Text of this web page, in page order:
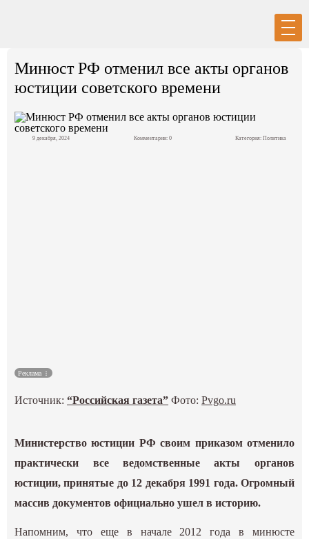
Вход
Спецпроекты
ГИД
Минюст РФ отменил все акты органов
юстиции советского времени
9 декабря, 2024 Комментарии: 0 Категория: Политика
Реклама
Источник:“Российская газета” Фото:Pvgo.ru
Министерство юстиции РФ своим приказом отменило
практически все ведомственные акты органов
юстиции, принятые до 12 декабря 1991 года. Огромный
массив документов официально ушел в историю.
Напомним, что еще в начале 2012 года в минюсте